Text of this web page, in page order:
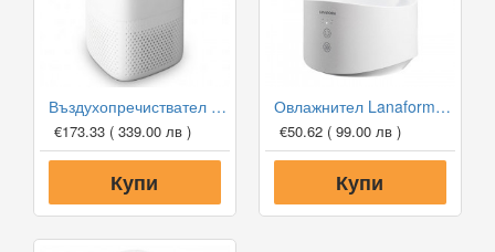
Въздухопречиствател Lanaform Air Purifier
€173.33 ( 339.00 лв )
Купи
Овлажнител Lanaform Dobra
€50.62 ( 99.00 лв )
Купи